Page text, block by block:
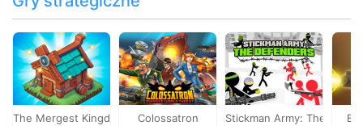
The Mergest Kingdom Colossatron Stickman Army: The